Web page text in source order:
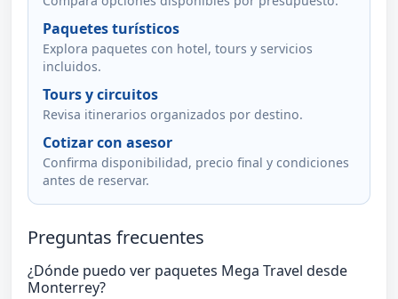
Paquetes turísticos
Explora paquetes con hotel, tours y servicios
incluidos.
Tours y circuitos
Revisa itinerarios organizados por destino.
Cotizar con asesor
Confirma disponibilidad, precio final y condiciones
antes de reservar.
Preguntas frecuentes
¿Dónde puedo ver paquetes Mega Travel desde
Monterrey?